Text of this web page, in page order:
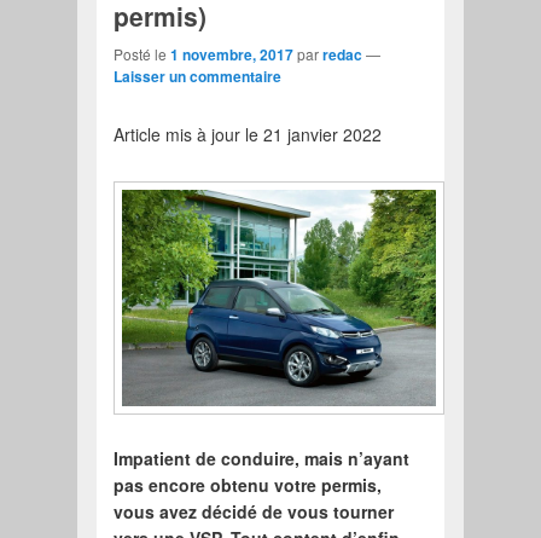
permis)
Posté le1 novembre, 2017parredac—
Laisser un commentaire
Article mis à jour le 21 janvier 2022
Impatient de conduire, mais n’ayant
pas encore obtenu votre permis,
vous avez décidé de vous tourner